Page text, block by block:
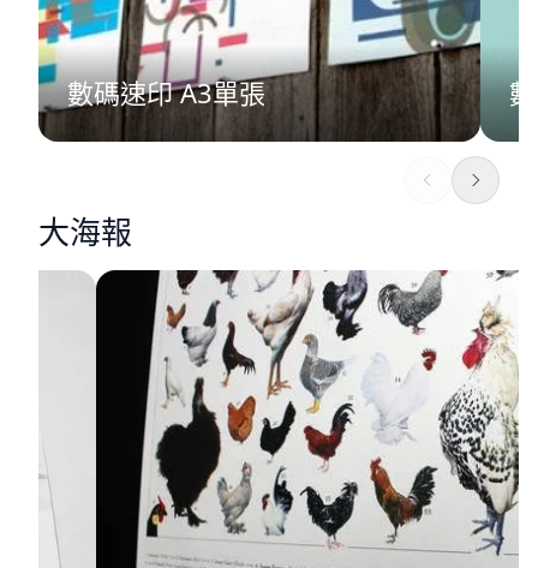
數碼速印 A3單張
大海報